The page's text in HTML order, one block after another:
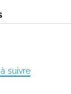
suivre